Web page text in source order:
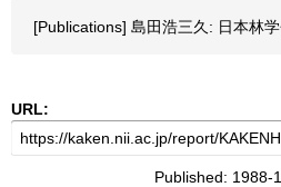
[Publications] 島田浩三久: 日本林
URL:
Published: